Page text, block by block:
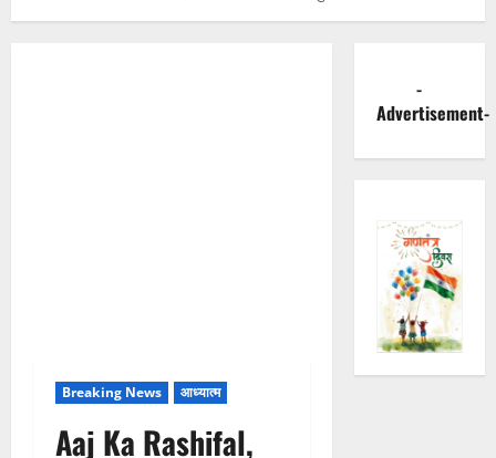
Breaking News आध्यात्म
Aaj Ka Rashifal,
-
Advertisement-